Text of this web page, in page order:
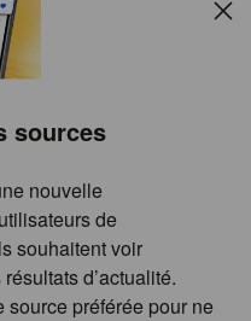
sources
nouvelle
de
souhaitent voir
d’actualité.
préférée pour ne
us on